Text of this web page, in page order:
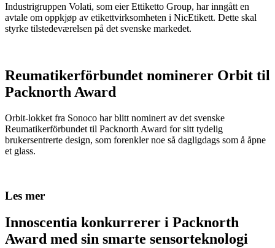
Industrigruppen Volati, som eier Ettiketto Group, har inngått en
avtale om oppkjøp av etikettvirksomheten i NicEtikett. Dette skal
styrke tilstedeværelsen på det svenske markedet.
Reumatikerförbundet nominerer Orbit til
Packnorth Award
Orbit-lokket fra Sonoco har blitt nominert av det svenske
Reumatikerförbundet til Packnorth Award for sitt tydelig
brukersentrerte design, som forenkler noe så dagligdags som å åpne
et glass.
Les mer
Innoscentia konkurrerer i Packnorth
Award med sin smarte sensorteknologi